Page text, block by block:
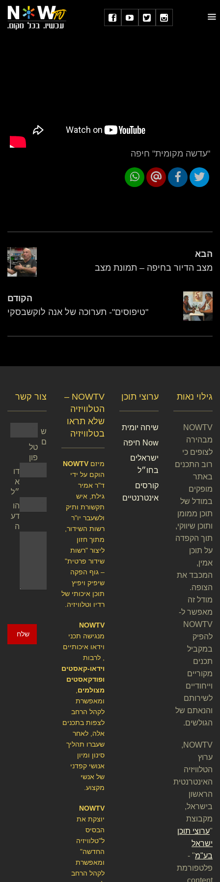
"עדשה מקומית" חיפה
הבא
מצב הדיור בחיפה – תמונת מצב
הקודם
"טיפוסים"- תערוכה של אנה לוקשבסקי
צור קשר
ש
ם
טל
פון
דו
א
״ל
הו
דע
ה
שלח
NOWTV –
הטלוויזיה
שלא תראו
בטלוויזיה
מיזם NOWTV
הוקם על ידי
ד"ר אמיר
גילת, איש
תקשורת ותיק
ולשעבר יו"ר
רשות השידור,
מתוך חזון
ליצור "רשות
שידור פרטית"
– גוף הפקה
שיפיק ויפיץ
תוכן איכותי של
רדיו וטלוויזיה.
NOWTV
מנגישה תכני
וידאו איכותיים
, לרבות
וידאו-קאסטים
ופודקאסטים
מצולמים
ומאפשרת
לקהל הרחב
לצפות בתכנים
אלה, לאחר
שעברו תהליך
סינון ומיון
אנושי קפדני
של אנשי
מקצוע.
NOWTV
יוצקת את
הבסיס
ל"טלוויזיה
החדשה"
ומאפשרת
לקהל הרחב
ערוצי תוכן
שיחה יומית
Now חיפה
ישראלים
בחו״ל
קורסים
אינטרנטיים
גילוי נאות
NOWTV
מבהירה
לצופים כי
רוב התכנים
באתר
מופקים
במודל של
תוכן ממומן
ותוכן שיווקי,
תוך הקפדה
על תוכן
אמין,
המכבד את
הצופה.
מודל זה
מאפשר ל-
NOWTV
להפיק
במקביל
תכנים
מקוריים
וייחודיים
לשירותם
והנאתם של
הגולשים.
NOWTV,
ערוץ
הטלוויזיה
האינטרנטית
הראשון
בישראל,
מקבוצת
"ערוצי תוכן
ישראל
בע"מ" -
פלטפורמת
content